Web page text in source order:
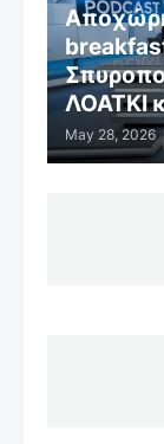
ΛΟΑΤΚΙ
May 28, 2026